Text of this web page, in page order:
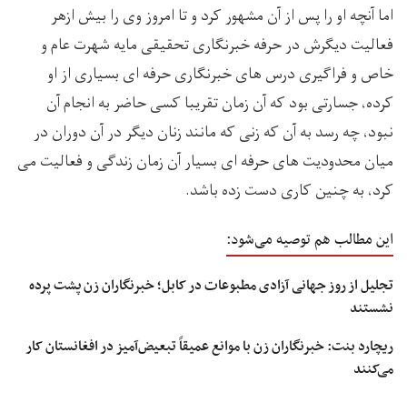
اما آنچه او را پس از آن مشهور کرد و تا امروز وی را بیش ازهر
فعالیت دیگرش در حرفه خبرنگاری تحقیقی مایه شهرت عام و
خاص و فراگیری درس های خبرنگاری حرفه ای بسیاری از او
کرده، جسارتی بود که آن زمان تقريبا کسی حاضر به انجام آن
نبود، چه رسد به آن که زنی که مانند زنان دیگر در آن دوران در
میان محدودیت های حرفه ای بسیار آن زمان زندگی و فعالیت می
کرد، به چنین کاری دست زده باشد.
این مطالب هم توصیه می‌شود:
تجلیل از روز جهانی آزادی مطبوعات در کابل؛ خبرنگاران زن پشت‌ پرده
نشستند
ریچارد بنت: خبرنگاران زن با موانع عمیقاً تبعیض‌آمیز در افغانستان کار
می‌کنند